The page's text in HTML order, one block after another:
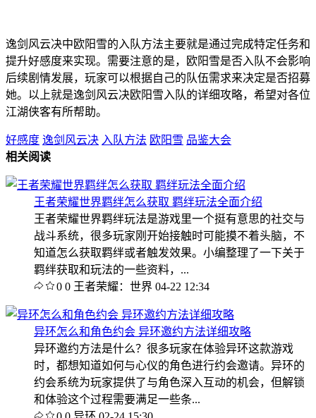
逸剑风云决中欧阳雪的入队方法主要就是通过完成特定任务和
提升好感度来实现。需要注意的是，欧阳雪是否入队不会影响
后续剧情发展，玩家可以根据自己的队伍需求来决定是否招募
她。以上就是逸剑风云决欧阳雪入队的详细攻略，希望对各位
江湖侠客有所帮助。
好感度 逸剑风云决 入队方法 欧阳雪 品鉴大会
相关阅读
王者荣耀世界羁绊怎么获取 羁绊玩法全面介绍
王者荣耀世界羁绊玩法是游戏里一个挺有意思的社交与
战斗系统，很多玩家刚开始接触时可能摸不着头脑，不
知道怎么获取羁绊或者触发效果。小编整理了一下关于
羁绊获取和玩法的一些资料，...
0 0 王者荣耀：世界 04-22 12:34
异环怎么和角色约会 异环邀约方法详细攻略
异环邀约方法是什么？很多玩家在体验异环这款游戏
时，都想知道如何与心仪的角色进行约会邀请。异环的
约会系统为玩家提供了与角色深入互动的机会，但解锁
和体验这个过程需要满足一些条...